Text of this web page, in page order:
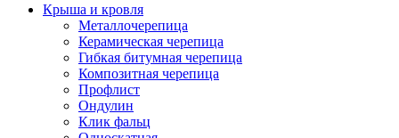
Крыша и кровля
Металлочерепица
Керамическая черепица
Гибкая битумная черепица
Композитная черепица
Профлист
Ондулин
Клик фальц